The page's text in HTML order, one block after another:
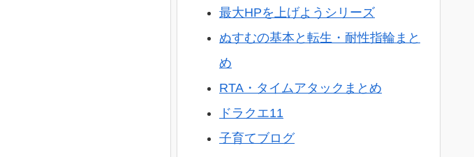
最大HPを上げようシリーズ
ぬすむの基本と転生・耐性指輪まと
め
RTA・タイムアタックまとめ
ドラクエ11
子育てブログ